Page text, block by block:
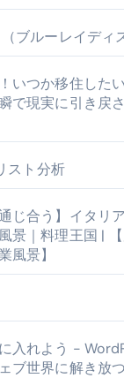
ブルーレイディ
いつか移住した
で現実に引き戻
スト分析
じ合う】イタリ
景｜料理王国 | 【
風景】
入れよう -
ブ世界に解き放